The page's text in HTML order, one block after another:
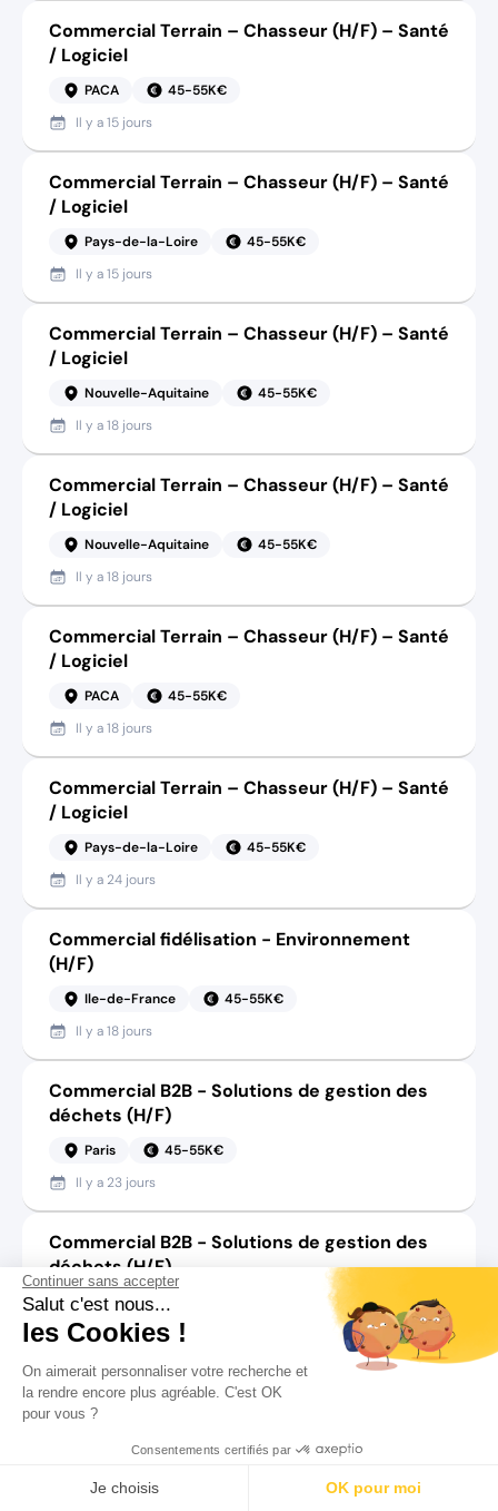
Continuer sans accepter
Salut c'est nous...
les Cookies !
On aimerait personnaliser votre recherche et
la rendre encore plus agréable. C'est OK
pour vous ?
Consentements certifiés par
Je choisis OK pour moi
Commercial Terrain – Chasseur (H/F) – Santé
/ Logiciel
PACA
45-55K€
Il y a15 jours
Commercial Terrain – Chasseur (H/F) – Santé
/ Logiciel
Pays-de-la-Loire
45-55K€
Il y a15 jours
Commercial Terrain – Chasseur (H/F) – Santé
/ Logiciel
Nouvelle-Aquitaine
45-55K€
Il y a18 jours
Commercial Terrain – Chasseur (H/F) – Santé
/ Logiciel
Nouvelle-Aquitaine
45-55K€
Il y a18 jours
Commercial Terrain – Chasseur (H/F) – Santé
/ Logiciel
PACA
45-55K€
Il y a18 jours
Commercial Terrain – Chasseur (H/F) – Santé
/ Logiciel
Pays-de-la-Loire
45-55K€
Il y a 24 jours
Commercial fidélisation - Environnement
(H/F)
Ile-de-France
45-55K€
Il y a18 jours
Commercial B2B - Solutions de gestion des
déchets (H/F)
Paris
45-55K€
Il y a 23 jours
Commercial B2B - Solutions de gestion des
déchets (H/F)
La courneuve
Il y a23 jours
Commercial B2B - Syndics de Copropriété
(H/F)
48-55K€
Il y a 29 jours
Rechercher